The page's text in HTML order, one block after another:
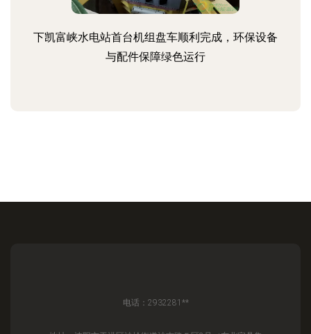
下凯富峡水电站首台机组盘车顺利完成，环保设备
与配件保障绿色运行
电话：2932281**